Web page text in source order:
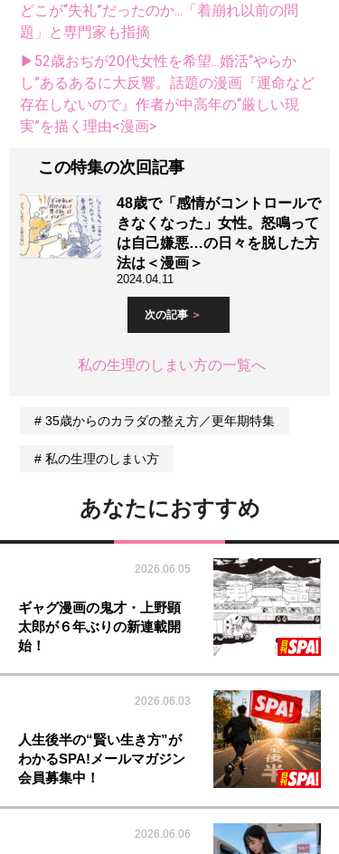
どこが“失礼”だったのか...「着崩れ以前の問
題」と専門家も指摘
▶52歳おぢが20代女性を希望...婚活“やらか
し”あるあるに大反響。話題の漫画『運命など
存在しないので』作者が中高年の“厳しい現
実”を描く理由<漫画>
この特集の次回記事
48歳で「感情がコントロールで
きなくなった」女性。怒鳴って
は自己嫌悪…の日々を脱した方
法は＜漫画＞
2024.04.11
次の記事
私の生理のしまい方の一覧へ
35歳からのカラダの整え方／更年期特集
私の生理のしまい方
あなたにおすすめ
2026.06.05
ギャグ漫画の鬼才・上野顕
太郎が６年ぶりの新連載開
始！
2026.06.03
人生後半の“賢い生き方”が
わかるSPA!メールマガジン
会員募集中！
2026.06.06